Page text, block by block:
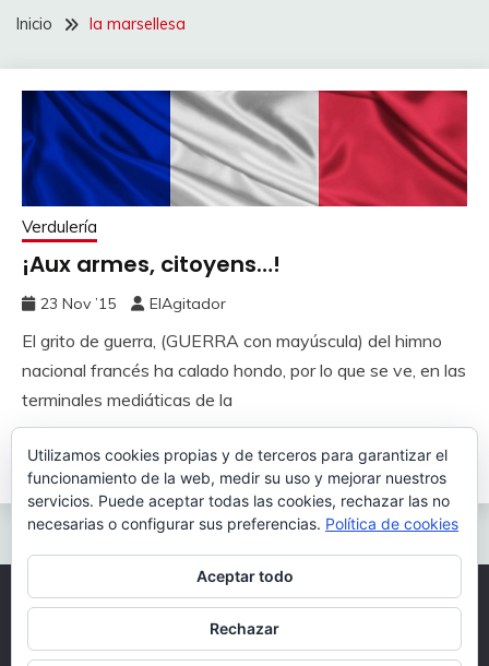
Inicio la marsellesa
Verdulería
¡Aux armes, citoyens…!
23 Nov ’15 ElAgitador
El grito de guerra, (GUERRA con mayúscula) del himno
nacional francés ha calado hondo, por lo que se ve, en las
terminales mediáticas de la
Leer más
Todos los derechos reservados 2026.
Funciona gracias a WordPress
|
Tema: Fairy por
Utilizamos cookies propias y de terceros para garantizar el
funcionamiento de la web, medir su uso y mejorar nuestros
servicios. Puede aceptar todas las cookies, rechazar las no
necesarias o configurar sus preferencias. Política de cookies
Aceptar todo
Rechazar